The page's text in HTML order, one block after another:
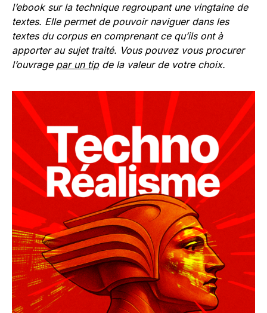
l’ebook sur la technique regroupant une vingtaine de
textes. Elle permet de pouvoir naviguer dans les
textes du corpus en comprenant ce qu’ils ont à
apporter au sujet traité. Vous pouvez vous procurer
l’ouvrage par un tipde la valeur de votre choix.